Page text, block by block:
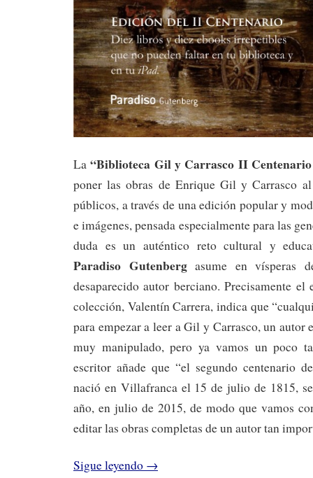
La“Biblioteca Gil y Carrasco II Centenario
poner las obras de Enrique Gil y Carrasco
públicos, a través de una edición popular y
e imágenes, pensada especialmente para las
duda es un auténtico reto cultural y
Paradiso Gutenbergasume en vísperas
desaparecido autor berciano. Precisamente
colección, Valentín Carrera, indica que
para empezar a leer a Gil y Carrasco, un autor
muy manipulado, pero ya vamos un poco
escritor añade que “el segundo centenario
nació en Villafranca el 15 de julio de 1815,
año, en julio de 2015, de modo que vamos
editar las obras completas de un autor tan
Sigue leyendo →